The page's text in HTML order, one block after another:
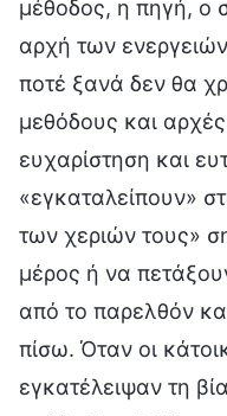
μέθοδος, η πηγή, ο
αρχή των
ποτέ ξανά δεν θα
μεθόδους και
ευχαρίστηση και
«εγκαταλείπουν»
των χεριών τους»
μέρος ή να
από το παρελθόν
πίσω. Όταν οι
εγκατέλειψαν τη